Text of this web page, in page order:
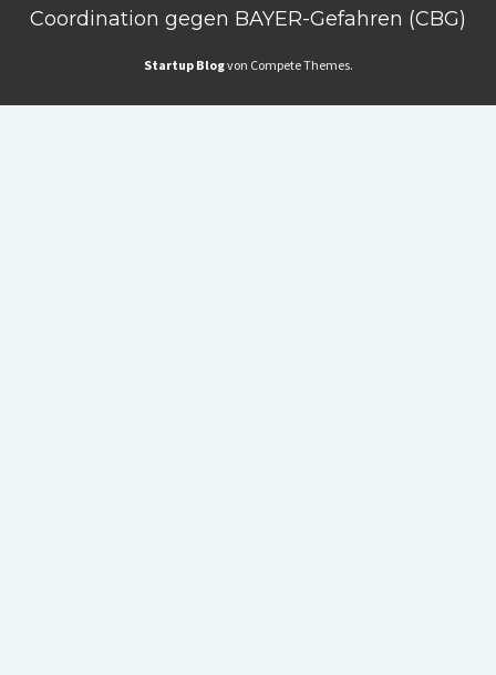
Coordination gegen BAYER-Gefahren (CBG)
Startup Blogvon Compete Themes.